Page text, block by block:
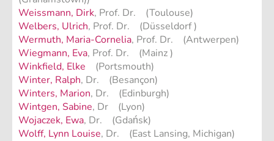
Weissmann, Dirk, Prof. Dr. (Toulouse)
Welbers, Ulrich, Prof. Dr. (Düsseldorf )
Wermuth, Maria-Cornelia, Prof. Dr. (Antwerpen)
Wiegmann, Eva, Prof. Dr. (Mainz )
Winkfield, Elke (Portsmouth)
Winter, Ralph, Dr. (Besançon)
Winters, Marion, Dr. (Edinburgh)
Wintgen, Sabine, Dr (Lyon)
Wojaczek, Ewa, Dr. (Gdańsk)
Wolff, Lynn Louise, Dr. (East Lansing, Michigan)